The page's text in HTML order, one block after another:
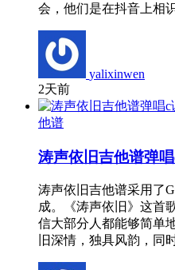
会，他们是在抖音上相
yalixinwen
2天前
他谱
涛声依旧吉他谱弹
涛声依旧吉他谱采用了
成。《涛声依旧》这首
信大部分人都能够简单
旧深情，独具风韵，